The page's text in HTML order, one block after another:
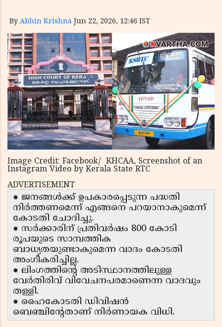
By Abhin Krishna Jun 22, 2026, 12:46 IST
Image Credit: Facebook/ KHCAA, Screenshot of an
Instagram Video by Kerala State RTC
ADVERTISEMENT
● ജനങ്ങൾക്ക് ഉപകാരപ്പെടുന്ന പദ്ധതി
നിർത്തണമെന്ന് എങ്ങനെ പറയാനാകുമെന്ന്
കോടതി ചോദിച്ചു.
● സർക്കാരിന് പ്രതിവർഷം 800 കോടി
രൂപയുടെ സാമ്പത്തിക
ബാധ്യതയുണ്ടാകുമെന്ന വാദം കോടതി
അംഗീകരിച്ചില്ല.
● ലിംഗത്തിൻ്റെ അടിസ്ഥാനത്തിലുള്ള
വേർതിരിവ് വിവേചനപരമാണെന്ന വാദവും
തള്ളി.
● ഹൈകോടതി ഡിവിഷൻ
ബെഞ്ചിൻ്റേതാണ് നിർണായക വിധി.